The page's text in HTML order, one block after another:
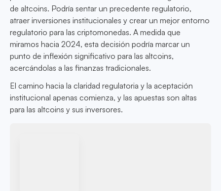
de altcoins. Podría sentar un precedente regulatorio,
atraer inversiones institucionales y crear un mejor entorno
regulatorio para las criptomonedas. A medida que
miramos hacia 2024, esta decisión podría marcar un
punto de inflexión significativo para las altcoins,
acercándolas a las finanzas tradicionales.
El camino hacia la claridad regulatoria y la aceptación
institucional apenas comienza, y las apuestas son altas
para las altcoins y sus inversores.